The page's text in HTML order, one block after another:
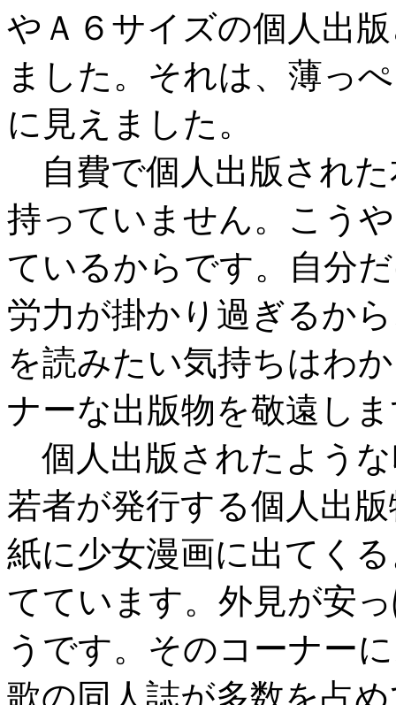
やＡ６サイズの個人出
ました。それは、薄っ
に見えました。
自費で個人出版され
持っていません。こう
ているからです。自分
労力が掛かり過ぎるか
を読みたい気持ちはわ
ナーな出版物を敬遠し
個人出版されたよう
若者が発行する個人出
紙に少女漫画に出てく
てています。外見が安
うです。そのコーナー
歌の同人誌が多数を占